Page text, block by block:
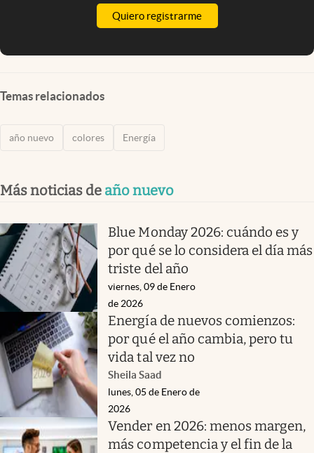
Quiero registrarme
Temas relacionados
año nuevo colores Energía
Más noticias de año nuevo
Blue Monday 2026: cuándo es y
por qué se lo considera el día más
triste del año
viernes, 09 de Enero
de 2026
Energía de nuevos comienzos:
por qué el año cambia, pero tu
vida tal vez no
Sheila Saad
lunes, 05 de Enero de
2026
Vender en 2026: menos margen,
más competencia y el fin de la